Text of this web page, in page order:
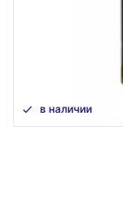
в наличии